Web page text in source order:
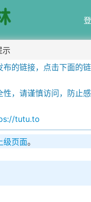
示
的链接，点击下面的
，请谨慎访问，防止
tutu.to
级页面。